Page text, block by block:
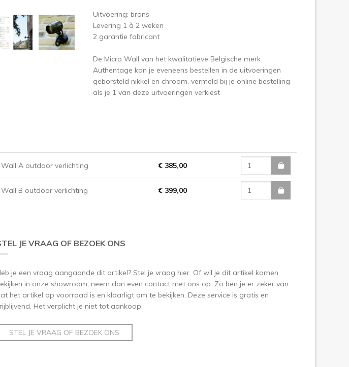
Uitvoering: brons
Levering 1 à 2 weken
2 garantie fabricant
De Micro Wall van het kwalitatieve Belgische merk
Authentage kan je eveneens bestellen in de uitvoeringen
geborsteld nikkel en chroom, vermeld bij je online bestelling
als je 1 van deze uitvoeringen verkiest
A outdoor verlichting € 385,00
B outdoor verlichting € 399,00
JE VRAAG OF BEZOEK ONS
je een vraag aangaande dit artikel? Stel je vraag hier. Of wil je dit artikel komen
in onze showroom, neem dan even contact met ons op. Zo ben je er zeker van
het artikel op voorraad is en klaarligt om te bekijken. Deze service is gratis en
Het verplicht je niet tot aankoop.
STEL JE VRAAG OF BEZOEK ONS